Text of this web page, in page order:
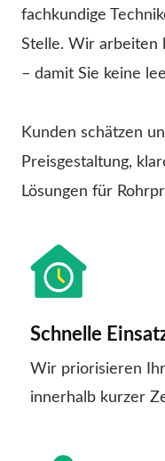
fachkundige
Stelle. Wir arbeiten
– damit Sie keine
Kunden schätzen
Preisgestaltung,
Lösungen für
Schnelle
Wir priorisieren
innerhalb kurzer